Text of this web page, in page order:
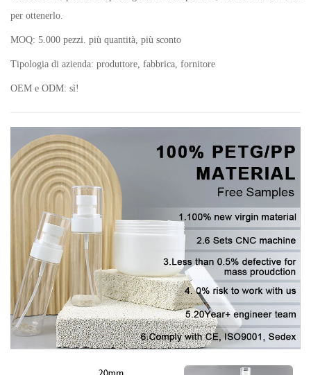
per ottenerlo.
MOQ: 5.000 pezzi. più quantità, più sconto
Tipologia di azienda: produttore, fabbrica, fornitore
OEM e ODM: sì!